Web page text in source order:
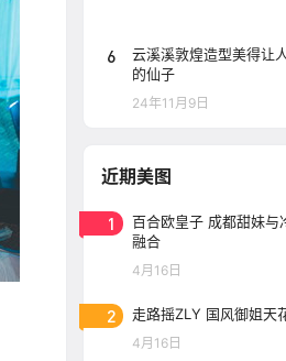
6
云溪溪敦煌造型美得让
的仙子
24年11月9日
近期美图
1
百合欧皇子 成都甜妹与
融合
4月16日
2 走路摇ZLY 国风御姐天
4月16日